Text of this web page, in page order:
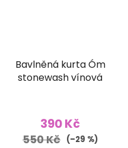
Bavlněná kurta Óm
stonewash vínová
390 Kč
550 Kč (–29 %)